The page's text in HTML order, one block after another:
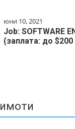
юни 10, 2021
Job: SOFTWARE
(заплата: до